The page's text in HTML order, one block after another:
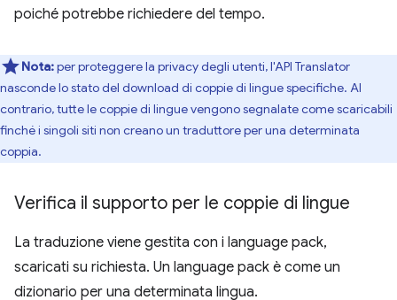
poiché potrebbe richiedere del tempo.
Nota:per proteggere la privacy degli utenti, l'API Translator
nasconde lo stato del download di coppie di lingue specifiche. Al
contrario, tutte le coppie di lingue vengono segnalate come scaricabili
finché i singoli siti non creano un traduttore per una determinata
coppia.
Verifica il supporto per le coppie di lingue
La traduzione viene gestita con i language pack,
scaricati su richiesta. Un language pack è come un
dizionario per una determinata lingua.